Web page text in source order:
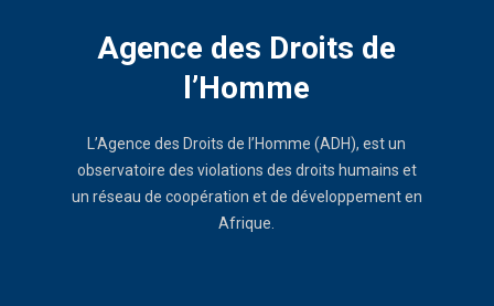
Agence des Droits de
l’Homme
L’Agence des Droits de l’Homme (ADH), est un
observatoire des violations des droits humains et
un réseau de coopération et de développement en
Afrique.